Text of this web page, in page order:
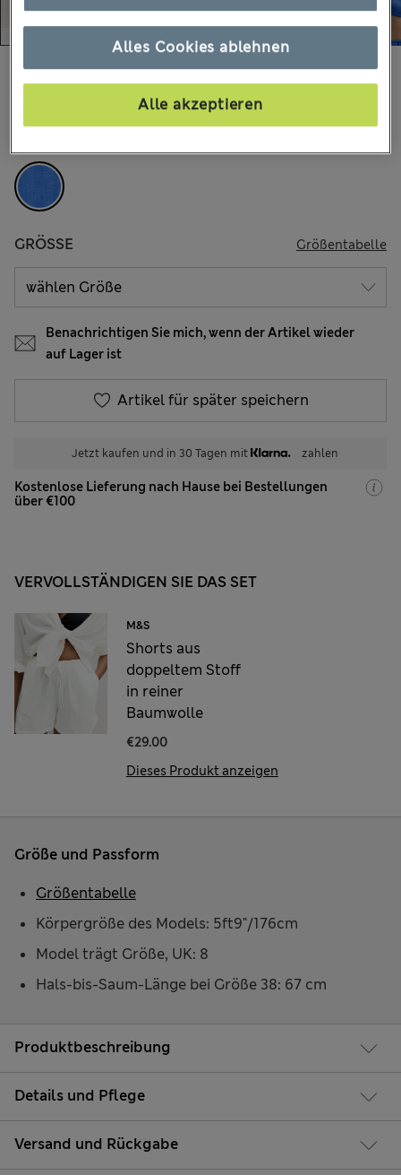
34 Bewertungen
€38.00 Alle Preise enthalten Steuern und Abgaben
GRÖSSE Größentabelle
Benachrichtigen Sie mich, wenn der Artikel wieder
auf Lager ist
Artikel für später speichern
Jetzt kaufen und in 30 Tagen mit zahlen
Kostenlose Lieferung nach Hause bei Bestellungen
über €100
VERVOLLSTÄNDIGEN SIE DAS SET
M&S
Shorts aus
doppeltem Stoff
in reiner
Baumwolle
€29.00
Dieses Produkt anzeigen
Produktbeschreibung
Details und Pflege
Versand und Rückgabe
Größe und Passform
Körpergröße des Models: 5ft9"/176cm
Model trägt Größe, UK: 8
Hals-bis-Saum-Länge bei Größe 38: 67 cm
Größentabelle
Alles Cookies ablehnen
Alle akzeptieren